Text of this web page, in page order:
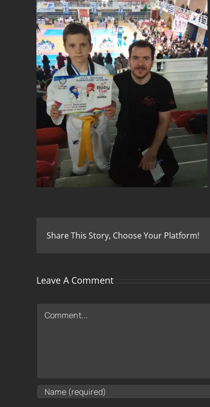
Share This Story, Choose Your Platform!
Leave A Comment
Comment